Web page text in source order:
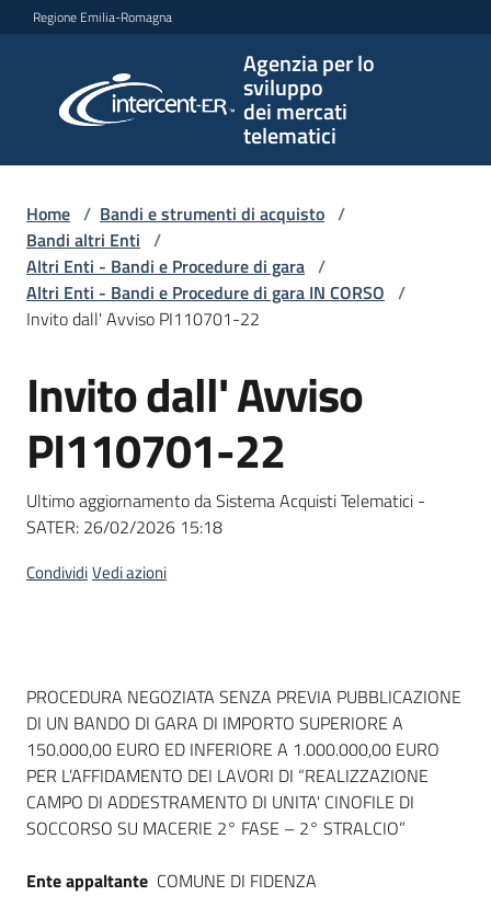
Vai al contenuto
Vai alla navigazione
Vai al footer
Regione Emilia-Romagna
Agenzia per lo
sviluppo
dei mercati
telematici
per lo
sviluppo
telematici
L'Agenzia
Bandi
strumenti
acquisto
telematiche
English
Home / Bandi e strumenti di acquisto /
Bandi altri Enti /
Altri Enti - Bandi e Procedure di gara /
Altri Enti - Bandi e Procedure di gara IN CORSO /
Invito dall' Avviso PI110701-22
Salta al contenuto
Invito dall' Avviso
PI110701-22
Ultimo aggiornamento da Sistema Acquisti Telematici -
SATER: 26/02/2026 15:18
CondividiVedi azioni
Dati del bando
PROCEDURA NEGOZIATA SENZA PREVIA PUBBLICAZIONE
DI UN BANDO DI GARA DI IMPORTO SUPERIORE A
150.000,00 EURO ED INFERIORE A 1.000.000,00 EURO
PER L’AFFIDAMENTO DEI LAVORI DI “REALIZZAZIONE
CAMPO DI ADDESTRAMENTO DI UNITA' CINOFILE DI
SOCCORSO SU MACERIE 2° FASE – 2° STRALCIO”
Ente appaltante COMUNE DI FIDENZA